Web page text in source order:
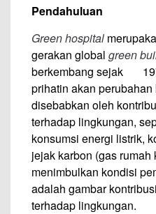
Pendahuluan
Green hospital
gerakan global green
berkembang sejak
prihatin akan
disebabkan oleh
terhadap lingkungan,
konsumsi energi listrik,
jejak karbon (gas
menimbulkan kondisi
adalah gambar
terhadap lingkungan.